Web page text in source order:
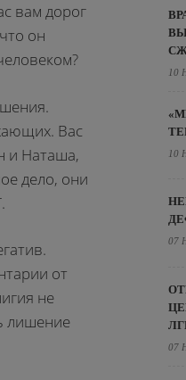
вам дорог
он
Вас
и Наташа,
дело, они
от
не
лишение
10
10
07
07